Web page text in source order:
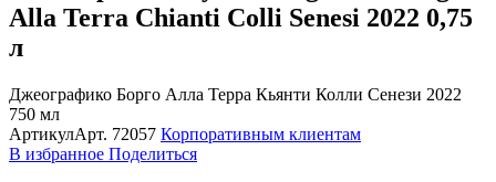
Alla Terra Chianti Colli Senesi 2022 0,75
л
Джеографико Борго Алла Терра Кьянти Колли Сенези 2022
750 мл
АртикулАрт. 72057 Корпоративным клиентам
В избранное Поделиться